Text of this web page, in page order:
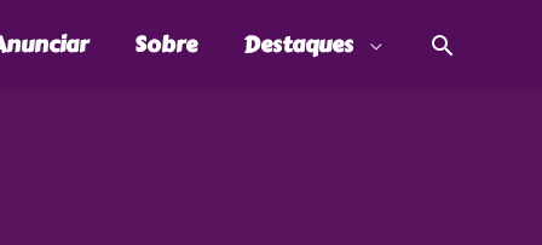
Sobre Destaques